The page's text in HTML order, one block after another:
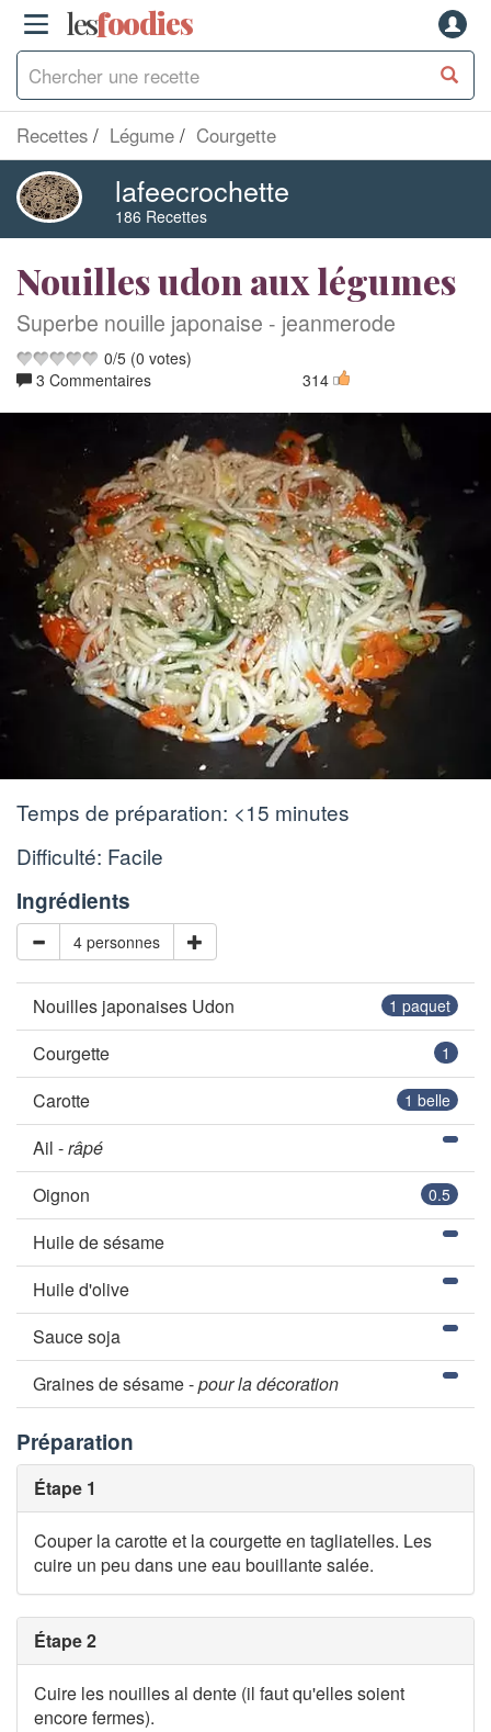
lesfoodies
Recettes Légume Courgette
lafeecrochette
186 Recettes
Nouilles udon aux légumes
Superbe nouille japonaise - jeanmerode
0/5 (0 votes)
3 Commentaires
314
Temps de préparation: <15 minutes
Difficulté: Facile
Ingrédients
4 personnes
Nouilles japonaises Udon 1 paquet
Courgette 1
Carotte 1 belle
Ail -râpé
Oignon
0.5
Huile de sésame
Huile d'olive
Sauce soja
Graines de sésame -pour la décoration
Préparation
Étape 1
Couper la carotte et la courgette en tagliatelles. Les
cuire un peu dans une eau bouillante salée.
Étape 2
Cuire les nouilles al dente (il faut qu'elles soient
encore fermes).